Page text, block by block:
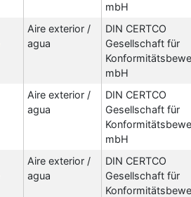
mbH
Aire exterior /
agua
DIN CERTCO
Gesellschaft für
mbH
Aire exterior /
agua
DIN CERTCO
Gesellschaft für
mbH
Aire exterior /
agua
DIN CERTCO
Gesellschaft für